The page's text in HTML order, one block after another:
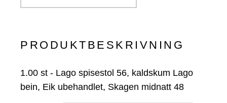
PRODUKTBESKRIVNING
1.00 st - Lago spisestol 56, kaldskum Lago
bein, Eik ubehandlet, Skagen midnatt 48